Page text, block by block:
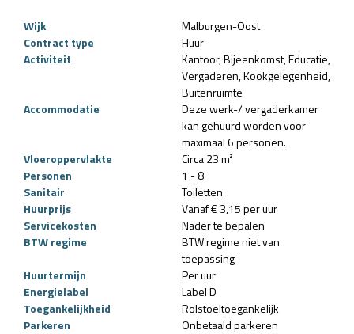
Wijk
Malburgen-Oost
Contract type
Huur
Activiteit
Kantoor Bijeenkomst Educatie
Vergaderen Kookgelegenheid
Buitenruimte
Accommodatie
Deze werk-/ vergaderkamer
kan gehuurd worden voor
maximaal 6 personen.
Vloeroppervlakte
Circa 23 m²
Personen
1 - 8
Sanitair
Toiletten
Huurprijs
Vanaf € 3,15 per uur
Servicekosten
Nader te bepalen
BTW regime
BTW regime niet van
toepassing
Huurtermijn
Per uur
Energielabel
Label D
Toegankelijkheid
Rolstoeltoegankelijk
Parkeren
Onbetaald parkeren